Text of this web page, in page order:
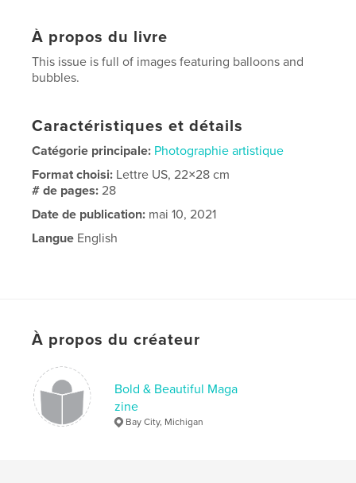
À propos du livre
This issue is full of images featuring balloons and
bubbles.
Caractéristiques et détails
Catégorie principale: Photographie artistique
Format choisi: Lettre US, 22×28 cm
# de pages:28
Date de publication: mai 10, 2021
Langue English
À propos du créateur
Bold & Beautiful Maga
zine
Bay City, Michigan